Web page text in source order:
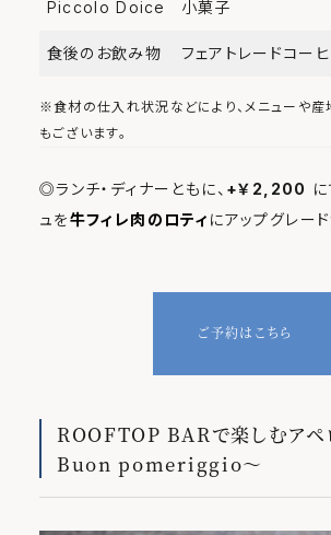
Piccolo Doice 小菓子
食後のお飲み物 フェアトレードコ
※食材の仕入れ状況などにより、メニューや産
もございます。
◎ランチ・ディナーともに、 +￥2,200
ュを牛フィレ肉のロティ にアップグレー
ご予約はこちら
ROOFTOP BARで楽しむアペ
Buon pomeriggio～